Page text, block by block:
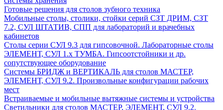
Готовые решения для столов зубного техника
Мобильные столы, столики, стойки серий СЗТ ДРИМ, СЗТ
7.2, СУЛ ШТАТИВ, СПП для лабораторий и врачебных
кабинетов
Столы серии СУЛ 9.3 для гипсовочной. Лабораторные столы
ЭЛЕМЕНТ, СУЛ 1.х ТУМБА. Гипсоотстойники и др.
сопутствующее оборудование
Системы БРИДЖ и ВЕРТИКАЛЬ для столов МАСТЕР,
ЭЛЕМЕНТ, СУЛ 9.2. Произвольные конфигурации рабочих
мест
Встраиваемые и мобильные вытяжные системы и устройства
Светильники для столов МАСТЕР, ЭЛЕМЕНТ, СУЛ 9.2.